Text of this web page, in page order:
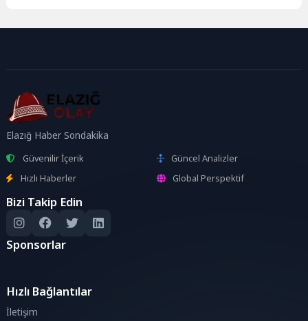
Elazığ Haber Sondakika
Güvenilir İçerik
Güncel Analizler
Hızlı Haberler
Global Perspektif
Bizi Takip Edin
Sponsorlar
Hızlı Bağlantılar
İletişim